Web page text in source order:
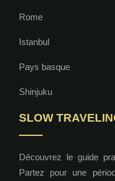
Rome
Istanbul
Pays basque
Shinjuku
SLOW
Découvrez le guide
Partez pour une